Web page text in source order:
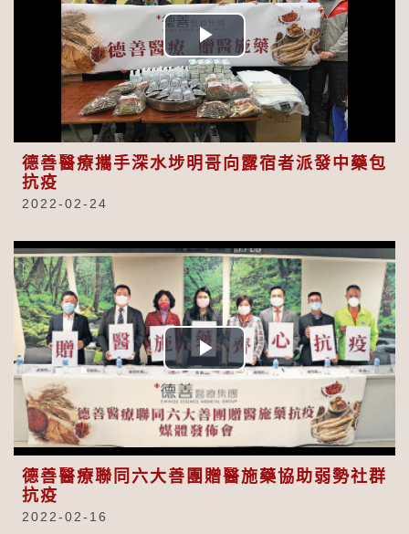
Play
Video
德善醫療攜手深水埗明哥向露宿者派發中藥包
抗疫
2022-02-24
Play
Video
德善醫療聯同六大善團贈醫施藥協助弱勢社群
抗疫
2022-02-16